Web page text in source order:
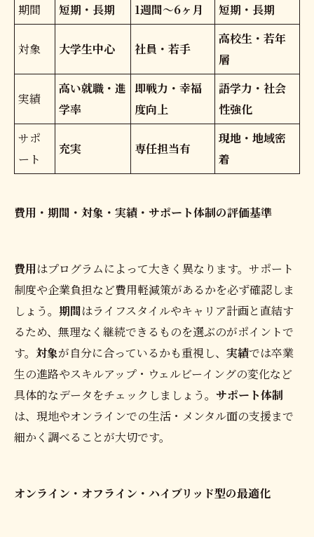
期間
短期・長期 1週間〜6ヶ月 短期・長期
対象 大学生中心 社員・若手
高校生・若年
層
実績
高い就職・進
学率
即戦力・幸福
度向上
語学力・社会
性強化
サポ
ート
充実 専任担当有
現地・地域密
着
費用・期間・対象・実績・サポート体制の評価基準
費用はプログラムによって大きく異なります。サポート
制度や企業負担など費用軽減策があるかを必ず確認しま
しょう。 期間はライフスタイルやキャリア計画と直結す
るため、無理なく継続できるものを選ぶのがポイントで
す。 対象が自分に合っているかも重視し、 実績では卒業
生の進路やスキルアップ・ウェルビーイングの変化など
具体的なデータをチェックしましょう。 サポート体制
は、現地やオンラインでの生活・メンタル面の支援まで
細かく調べることが大切です。
オンライン・オフライン・ハイブリッド型の最適化